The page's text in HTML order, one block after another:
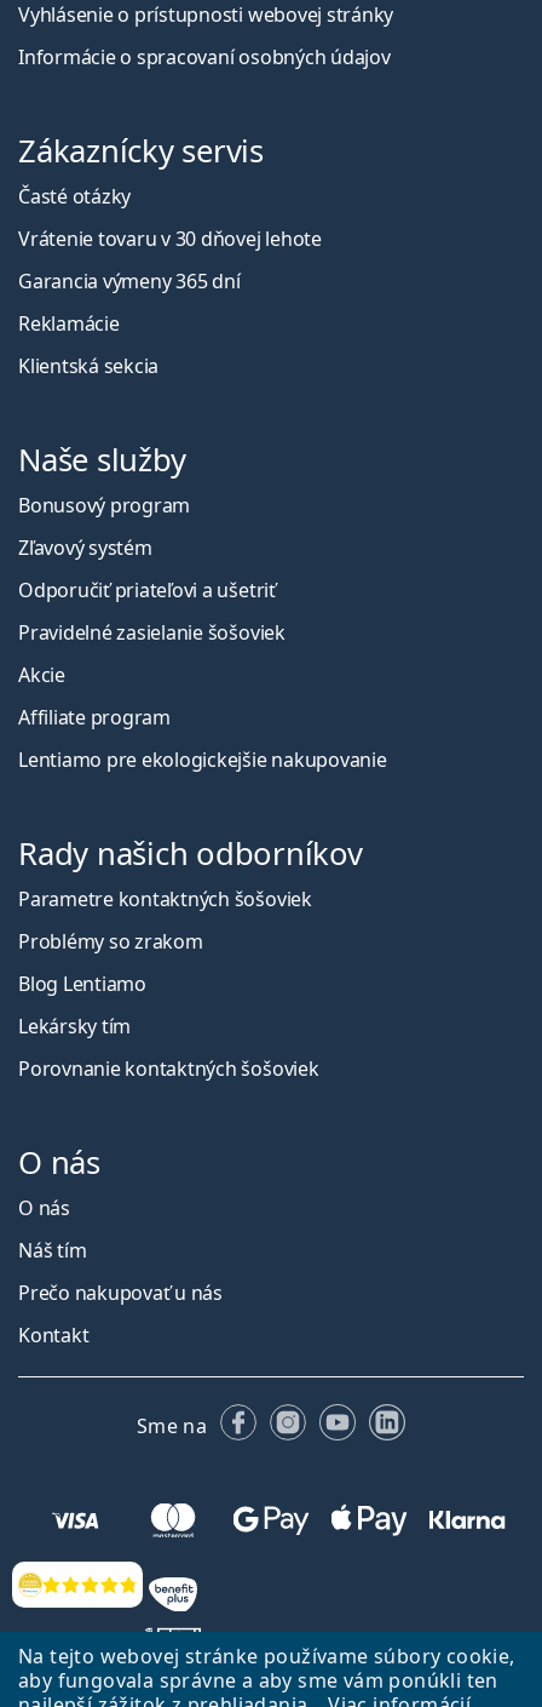
Na tejto webovej stránke používame súbory cookie,
aby fungovala správne a aby sme vám ponúkli ten
Hodnotenia
Vyhlásenie o prístupnosti webovej stránky
Informácie o spracovaní osobných údajov
Zákaznícky servis
Časté otázky
Vrátenie tovaru v 30 dňovej lehote
Garancia výmeny 365 dní
Reklamácie
Klientská sekcia
Naše služby
Bonusový program
Zľavový systém
Odporučiť priateľovi a ušetriť
Pravidelné zasielanie šošoviek
Akcie
Affiliate program
Lentiamo pre ekologickejšie nakupovanie
Rady našich odborníkov
Parametre kontaktných šošoviek
Problémy so zrakom
Blog Lentiamo
Lekársky tím
Porovnanie kontaktných šošoviek
O nás
O nás
Náš tím
Prečo nakupovať u nás
Kontakt
Sme na FacebookuInstagrame
YouTubeLinkedIn